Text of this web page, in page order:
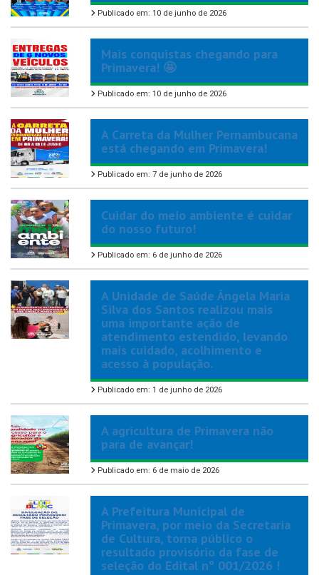
Publicado em: 10 de junho de 2026
Mais conquistas chegando para
Primavera! 🤩
Publicado em: 10 de junho de 2026
A Carreta da Mulher Pernambucana
está chegando em Primavera!
Publicado em: 7 de junho de 2026
Cuidar do meio ambiente é cuidar
do nosso futuro!
Publicado em: 6 de junho de 2026
A Unidade de Saúde Ângela Maria
Silva dos Santos realizou mais
uma importante ação de
atendimento estendido, levando
mais cuidado, acolhimento e
acesso à população.
Publicado em: 1 de junho de 2026
A agricultura de Primavera não
para de avançar!
Publicado em: 6 de maio de 2026
A Prefeitura Municipal de
Primavera, por meio da Secretaria
de Cultura, torna público o
resultado provisório da fase de
seleção do Edital nº 001/2026 !